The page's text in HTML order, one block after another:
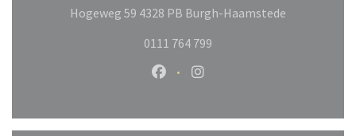
Hogeweg 59 4328 PB Burgh-Haamstede
0111 764 799
Facebook ((abre numa nova
Instagram ((abre numa